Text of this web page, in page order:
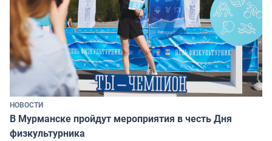
НОВОСТИ
В Мурманске пройдут мероприятия в честь Дня
физкультурника